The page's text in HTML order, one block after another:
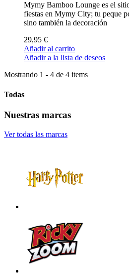
Mymy Bamboo Lounge es el
fiestas en Mymy City; tu peque
sino también la decoración
29,95 €
Añadir al carrito
Añadir a la lista de deseos
Mostrando 1 - 4 de 4 items
Todas
Nuestras marcas
Ver todas las marcas